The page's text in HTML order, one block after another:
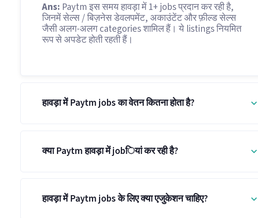
Ans: Paytm इस समय हावड़ा में 1+ jobs प्रदान कर रही है,
जिनमें सेल्स / बिज़नेस डेवलपमेंट, अकाउंटेंट और फ़ील्ड सेल्स
जैसी अलग-अलग categories शामिल हैं। ये listings नियमित
रूप से अपडेट होती रहती हैं।
हावड़ा में Paytm jobs का वेतन कितना होता है?
क्या Paytm हावड़ा में jobियां कर रही है?
हावड़ा में Paytm jobs के लिए क्या एजुकेशन चाहिए?